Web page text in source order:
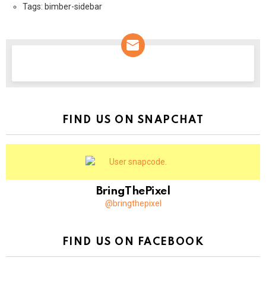
Tags: bimber-sidebar
FIND US ON SNAPCHAT
BringThePixel
@bringthepixel
FIND US ON FACEBOOK